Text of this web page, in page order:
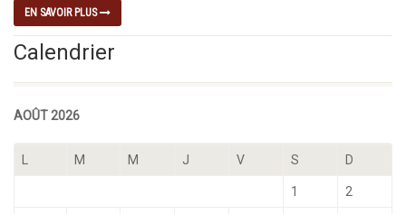
EN SAVOIR PLUS
Calendrier
AOÛT 2026
M M J V S D
1 2